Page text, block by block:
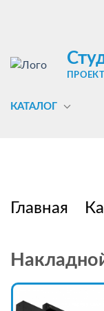
КАТАЛОГ
Главная